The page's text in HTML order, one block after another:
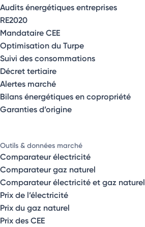
Audits énergétiques entreprises
RE2020
Mandataire CEE
Optimisation du Turpe
Suivi des consommations
Décret tertiaire
Alertes marché
Bilans énergétiques en copropriété
Garanties d’origine
Outils & données marché
Comparateur électricité
Comparateur gaz naturel
Comparateur électricité et gaz naturel
Prix de l’électricité
Prix du gaz naturel
Prix des CEE